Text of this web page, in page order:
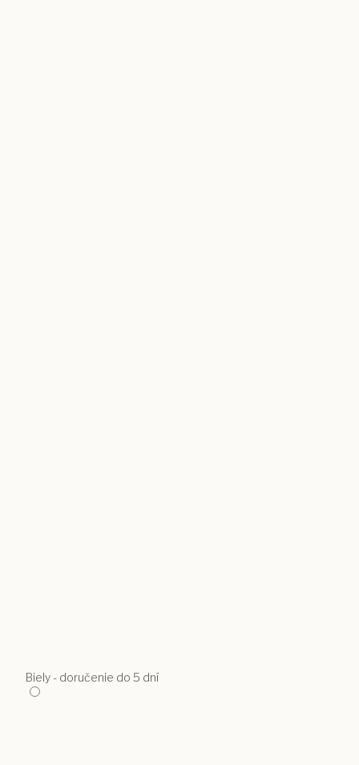
Biely - doručenie do 5 dní